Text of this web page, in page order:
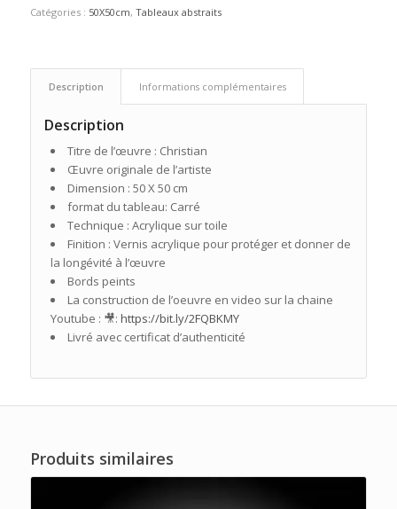
Catégories : 50X50cm, Tableaux abstraits
Description Informations complémentaires
Description
Titre de l’œuvre : Christian
Œuvre originale de l’artiste
Dimension : 50 X 50 cm
format du tableau: Carré
Technique : Acrylique sur toile
Finition : Vernis acrylique pour protéger et donner de
la longévité à l’œuvre
Bords peints
La construction de l’oeuvre en video sur la chaine
Youtube : 🎥: https://bit.ly/2FQBKMY
Livré avec certificat d’authenticité
Produits similaires